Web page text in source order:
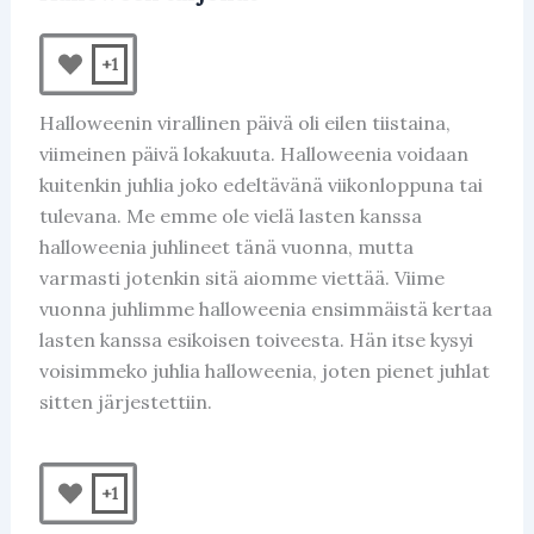
+1
Halloweenin virallinen päivä oli eilen tiistaina,
viimeinen päivä lokakuuta. Halloweenia voidaan
kuitenkin juhlia joko edeltävänä viikonloppuna tai
tulevana. Me emme ole vielä lasten kanssa
halloweenia juhlineet tänä vuonna, mutta
varmasti jotenkin sitä aiomme viettää. Viime
vuonna juhlimme halloweenia ensimmäistä kertaa
lasten kanssa esikoisen toiveesta. Hän itse kysyi
voisimmeko juhlia halloweenia, joten pienet juhlat
sitten järjestettiin.
+1